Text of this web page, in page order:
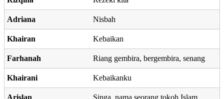
Adriana Nisbah
Khairan Kebaikan
Farhanah Riang gembira, bergembira, senang
Khairani Kebaikanku
Arislan Singa, nama seorang tokoh Islam